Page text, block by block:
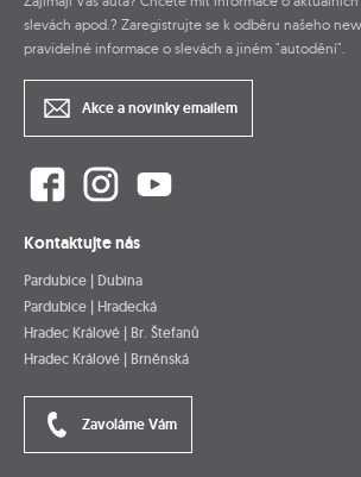
slevách apod.? Zaregistrujte se k odběru našeho
pravidelné informace o slevách a jiném "autodění".
Akce a novinky emailem
Kontaktujte nás
Pardubice | Dubina
Pardubice | Hradecká
Hradec Králové | Br. Štefanů
Hradec Králové | Brněnská
Zavoláme Vám